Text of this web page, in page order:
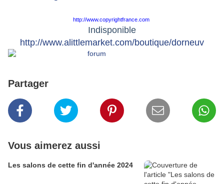
http://www.copyrightfrance.com
Indisponible
http://www.alittlemarket.com/boutique/dorneuv
Partager
Vous aimerez aussi
Les salons de cette fin d'année 2024